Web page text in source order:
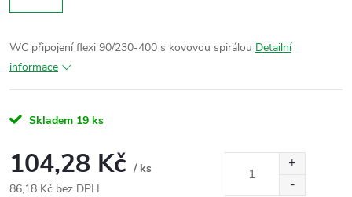
WC připojení flexi 90/230-400 s kovovou spirálou Detailní
informace
Skladem 19 ks
104,28 Kč / ks
86,18 Kč bez DPH